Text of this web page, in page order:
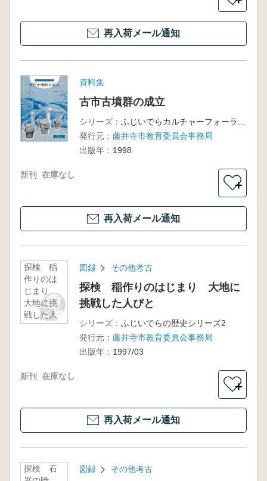
再入荷メール通知
資料集
古市古墳群の成立
シリーズ：
発行元： 藤井寺市教育委員会事務局
出版年： 1998
新刊 在庫なし
＋
再入荷メール通知
探検 稲
作りのは
じまり
大地に挑
戦した人
びと
図録 その他考古
探検 稲作りのはじまり 大地に
挑戦した人びと
シリーズ： ふじいでらの歴史シリーズ2
発行元： 藤井寺市教育委員会事務局
出版年： 1997/03
新刊 在庫なし
＋
再入荷メール通知
探検 石
図録 その他考古